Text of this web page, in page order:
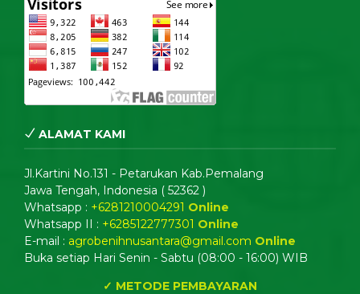
ALAMAT KAMI
Jl.Kartini No.131 - Petarukan Kab.Pemalang
Jawa Tengah, Indonesia ( 52362 )
Whatsapp : +6281210004291 Online
Whatsapp II : +6285122777301 Online
E-mail : agrobenihnusantara@gmail.com Online
Buka setiap Hari Senin - Sabtu (08:00 - 16:00) WIB
✓ METODE PEMBAYARAN